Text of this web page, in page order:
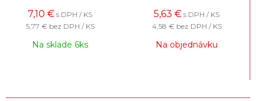
7,10 € s DPH / KS
5,77 € bez DPH / KS
Na sklade 6ks
5,63 € s DPH / KS
4,58 € bez DPH / KS
Na objednávku